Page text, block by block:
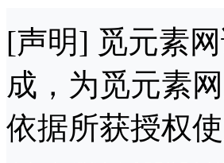
[声明] 觅元素
成，为觅元素
依据所获授权